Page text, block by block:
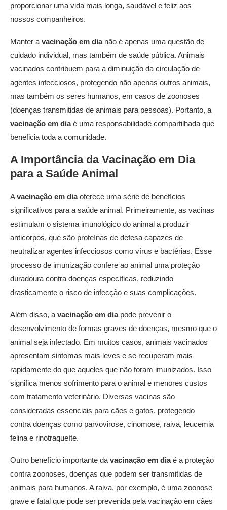
proporcionar uma vida mais longa, saudável e feliz aos
nossos companheiros.
Manter a vacinação em dianão é apenas uma questão de
cuidado individual, mas também de saúde pública. Animais
vacinados contribuem para a diminuição da circulação de
agentes infecciosos, protegendo não apenas outros animais,
mas também os seres humanos, em casos de zoonoses
(doenças transmitidas de animais para pessoas). Portanto, a
vacinação em diaé uma responsabilidade compartilhada que
beneficia toda a comunidade.
A Importância da Vacinação em Dia
para a Saúde Animal
Avacinação em diaoferece uma série de benefícios
significativos para a saúde animal. Primeiramente, as vacinas
estimulam o sistema imunológico do animal a produzir
anticorpos, que são proteínas de defesa capazes de
neutralizar agentes infecciosos como vírus e bactérias. Esse
processo de imunização confere ao animal uma proteção
duradoura contra doenças específicas, reduzindo
drasticamente o risco de infecção e suas complicações.
Além disso, a vacinação em diapode prevenir o
desenvolvimento de formas graves de doenças, mesmo que o
animal seja infectado. Em muitos casos, animais vacinados
apresentam sintomas mais leves e se recuperam mais
rapidamente do que aqueles que não foram imunizados. Isso
significa menos sofrimento para o animal e menores custos
com tratamento veterinário. Diversas vacinas são
consideradas essenciais para cães e gatos, protegendo
contra doenças como parvovirose, cinomose, raiva, leucemia
felina e rinotraqueíte.
Outro benefício importante da vacinação em diaé a proteção
contra zoonoses, doenças que podem ser transmitidas de
animais para humanos. A raiva, por exemplo, é uma zoonose
grave e fatal que pode ser prevenida pela vacinação em cães